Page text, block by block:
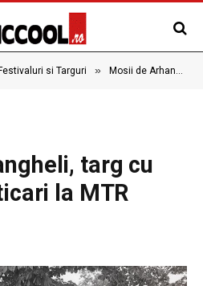
Festivaluri si Targuri » Mosii de Arhangheli, targ cu mesteri si anticari la MTR
targ cu
la MTR